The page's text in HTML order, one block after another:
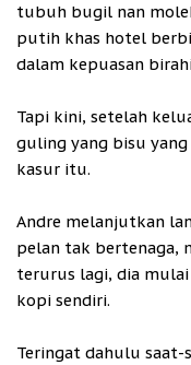
tubuh bugil nan
putih khas hotel
dalam kepuasan
Tapi kini, setelah
guling yang bisu
kasur itu.
Andre melanjutkan
pelan tak bertenaga,
terurus lagi, dia
kopi sendiri.
Teringat dahulu saat-